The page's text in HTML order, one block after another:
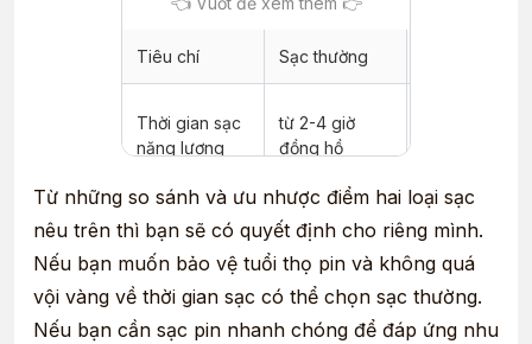
Tiêu chí Sạc thường
Thời gian sạc
năng lượng
từ 2-4 giờ
đồng hồ
Tuổi thọ pin
Tốt hơn khi có
dòng điện ổn
định
bị giảm nếu
dụng sạc quá
nhiều
Tỏa nhiệt Nhiều hơn
Từ những so sánh và ưu nhược điểm hai loại sạc
nêu trên thì bạn sẽ có quyết định cho riêng mình.
Nếu bạn muốn bảo vệ tuổi thọ pin và không quá
vội vàng về thời gian sạc có thể chọn sạc thường.
Nếu bạn cần sạc pin nhanh chóng để đáp ứng nhu